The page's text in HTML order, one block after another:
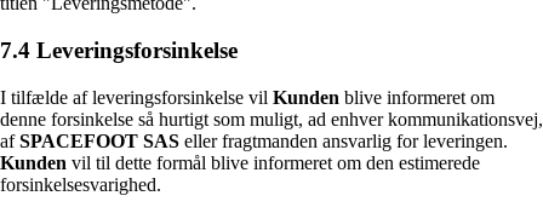
7.4 Leveringsforsinkelse
I tilfælde af leveringsforsinkelse vil Kunden blive informeret om
denne forsinkelse så hurtigt som muligt, ad enhver kommunikationsvej,
afSPACEFOOT SAS eller fragtmanden ansvarlig for leveringen.
Kunden vil til dette formål blive informeret om den estimerede
forsinkelsesvarighed.